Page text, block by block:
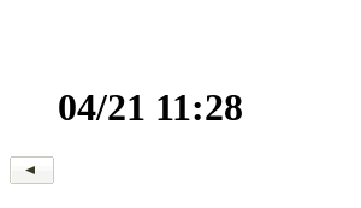
04/21 11:28